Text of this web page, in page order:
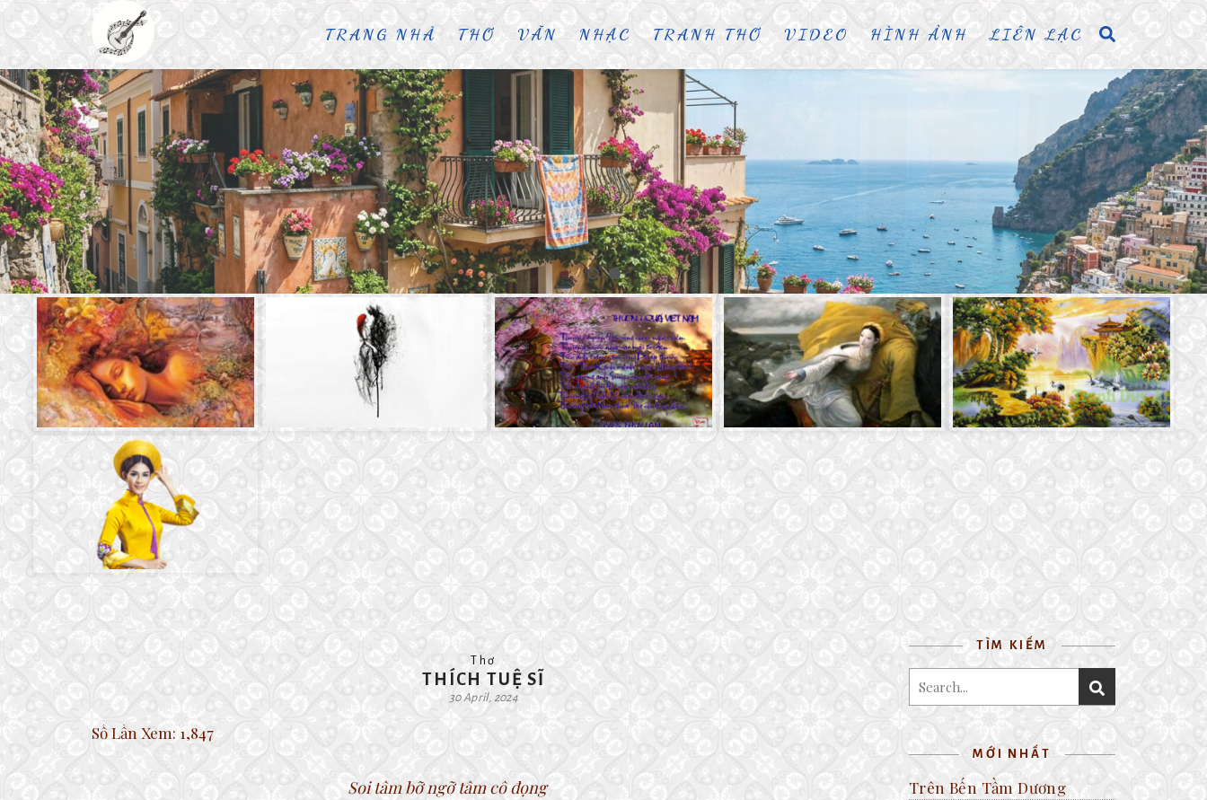
TRANG NHÀ THƠ VĂN NHẠC TRANH THƠ VIDEO HÌNH ẢNH LIÊN LẠC
Thơ
THÍCH TUỆ SĨ
30 April, 2024
Số Lần Xem: 1,847
Soi tâm bỡ ngỡ tâm cô đọng
TÌM KIẾM
MỚI NHẤT
Trên Bến Tầm Dương